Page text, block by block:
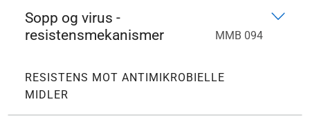
Sopp og virus -
resistensmekanismer
MMB 094
RESISTENS MOT ANTIMIKROBIELLE
MIDLER